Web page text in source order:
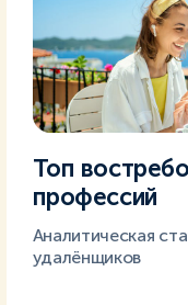
Топ
профессий
Аналитическая
удалёнщиков